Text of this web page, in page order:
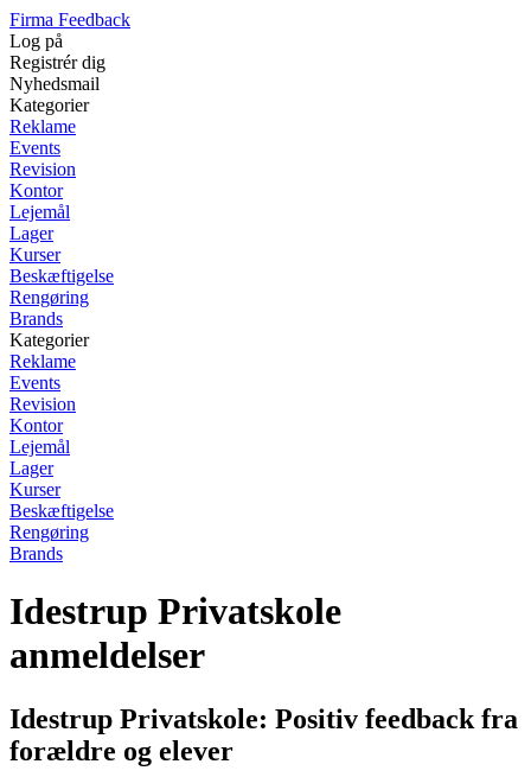
Firma Feedback
Log på
Registrér dig
Nyhedsmail
Kategorier
Reklame
Events
Revision
Kontor
Lejemål
Lager
Kurser
Beskæftigelse
Rengøring
Brands
Kategorier
Reklame
Events
Revision
Kontor
Lejemål
Lager
Kurser
Beskæftigelse
Rengøring
Brands
Idestrup Privatskole
anmeldelser
Idestrup Privatskole: Positiv feedback fra
forældre og elever